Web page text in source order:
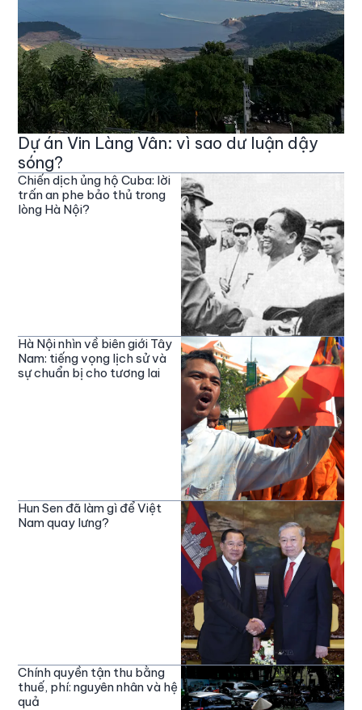
Dự án Vin Làng Vân: vì sao dư luận dậy
sóng?
Chiến dịch ủng hộ Cuba: lời
trấn an phe bảo thủ trong
lòng Hà Nội?
Hà Nội nhìn về biên giới Tây
Nam: tiếng vọng lịch sử và
sự chuẩn bị cho tương lai
Hun Sen đã làm gì để Việt
Nam quay lưng?
Chính quyền tận thu bằng
thuế, phí: nguyên nhân và hệ
quả